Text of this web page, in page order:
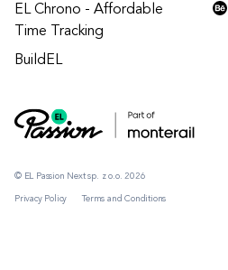
© EL Passion Next sp. z o.o. 2026
Privacy Policy Terms and Conditions
EL Chrono - Affordable
Time Tracking
BuildEL